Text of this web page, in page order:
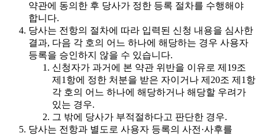
약관에 동의한 후 당사가 정한 등록 절차를 수행해야
합니다.
당사는 전항의 절차에 따라 입력된 신청 내용을 심사한
결과, 다음 각 호의 어느 하나에 해당하는 경우 사용자
등록을 승인하지 않을 수 있습니다.
신청자가 과거에 본 약관 위반을 이유로 제19조
제1항에 정한 처분을 받은 자이거나 제20조 제1항
각 호의 어느 하나에 해당하거나 해당할 우려가
있는 경우.
그 밖에 당사가 부적절하다고 판단한 경우.
당사는 전항과 별도로 사용자 등록의 사전·사후를